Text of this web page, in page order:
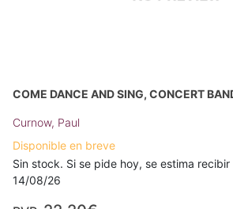
COME DANCE AND SING, CONCERT
Curnow, Paul
Disponible en breve
Sin stock. Si se pide hoy, se estima recibir
14/08/26